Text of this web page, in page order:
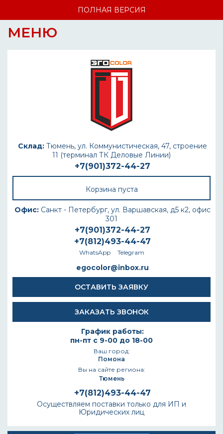
ПОЛНАЯ ВЕРСИЯ
МЕНЮ
Склад: Тюмень, ул. Коммунистическая, 47, строение
11 (терминал ТК Деловые Линии)
+7(901)372-44-27
Корзина пуста
Офис: Санкт - Петербург, ул. Варшавская, д5 к2, офис
301
+7(901)372-44-27
+7(812)493-44-47
WhatsApp Telegram
egocolor@inbox.ru
ОСТАВИТЬ ЗАЯВКУ
ЗАКАЗАТЬ ЗВОНОК
График работы:
пн-пт с 9-00 до 18-00
Ваш город:
Помона
Вы на сайте региона:
Тюмень
+7(812)493-44-47
Осуществляем поставки только для ИП и
Юридических лиц